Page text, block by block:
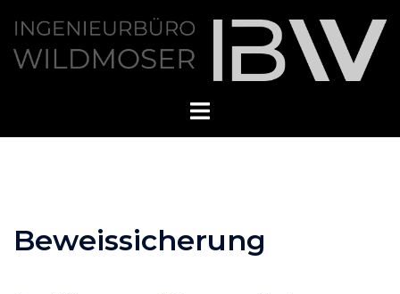
Inhalt
springen
Beweissicherung